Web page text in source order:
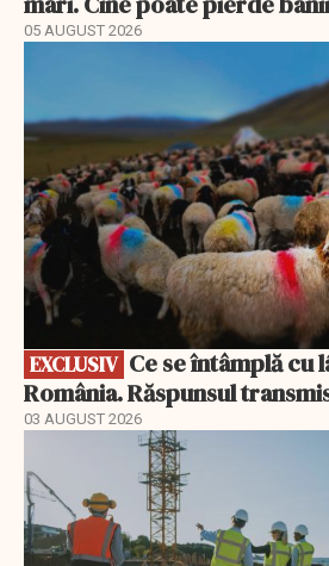
05 AUGUST 2026
EXCLUSIV
România. Răspunsul
03 AUGUST 2026